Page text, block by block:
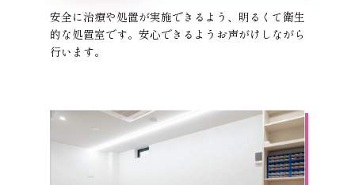
安全に治療や処置が実施できるよう、明るくて衛生
的な処置室です。安心できるようお声がけしながら
行います。